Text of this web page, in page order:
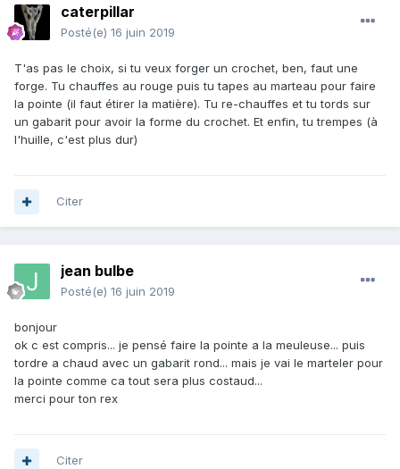
caterpillar
Posté(e) 16 juin 2019
T'as pas le choix, si tu veux forger un crochet, ben, faut une
forge. Tu chauffes au rouge puis tu tapes au marteau pour faire
la pointe (il faut étirer la matière). Tu re-chauffes et tu tords sur
un gabarit pour avoir la forme du crochet. Et enfin, tu trempes (à
l'huille, c'est plus dur)
Citer
jean bulbe
Posté(e) 16 juin 2019
bonjour
ok c est compris... je pensé faire la pointe a la meuleuse... puis
tordre a chaud avec un gabarit rond... mais je vai le marteler pour
la pointe comme ca tout sera plus costaud...
merci pour ton rex
Citer